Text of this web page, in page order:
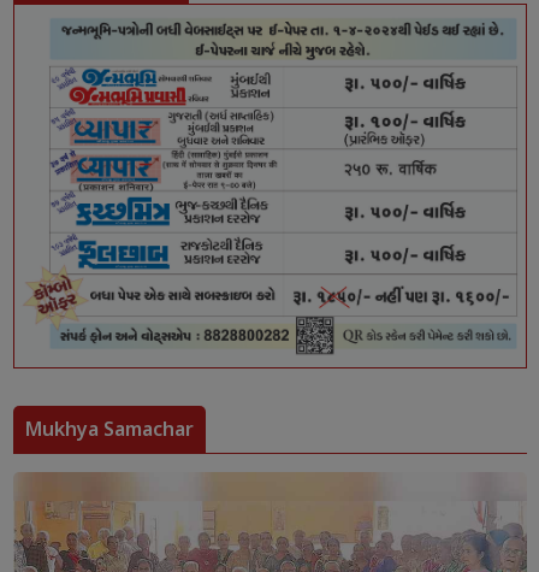
Mukhya Samachar